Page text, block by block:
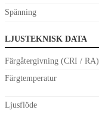
Spänning
LJUSTEKNISK DATA
Färgåtergivning (CRI / RA)
Färgtemperatur
Ljusflöde